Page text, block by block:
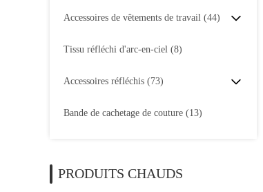
Accessoires de vêtements de travail (44)
Tissu réfléchi d'arc-en-ciel (8)
Accessoires réfléchis (73)
Bande de cachetage de couture (13)
PRODUITS CHAUDS